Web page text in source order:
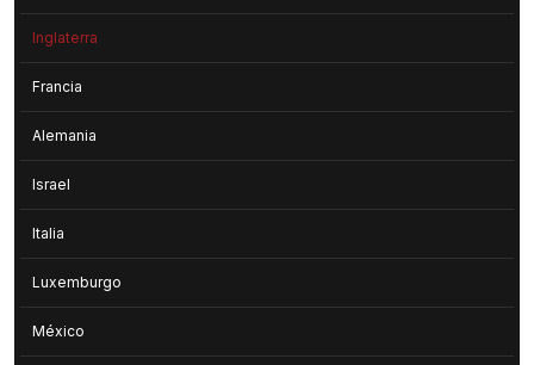
Inglaterra
Francia
Alemania
Israel
Italia
Luxemburgo
México